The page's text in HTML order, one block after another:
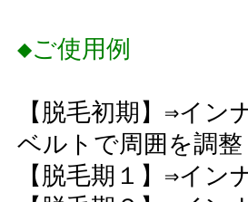
◆ご使用例
【脱毛初期】⇒イ
ベルトで周囲を調整
【脱毛期１】⇒イ